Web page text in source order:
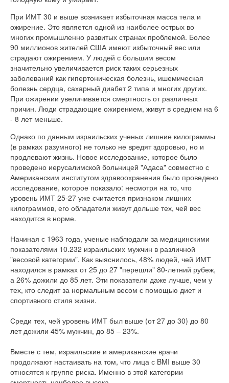
При ИМТ 30 и выше возникает избыточная масса тела и
ожирение. Это является одной из наиболее острых во
многих промышленно развитых странах проблемой. Более
90 миллионов жителей США имеют избыточный вес или
страдают ожирением. У людей с большим весом
значительно увеличивается риск таких серьезных
заболеваний как гипертоническая болезнь, ишемическая
болезнь сердца, сахарный диабет 2 типа и многих других.
При ожирении увеличивается смертность от различных
причин. Люди страдающие ожирением, живут в среднем на 6
- 8 лет меньше.
Однако по данным израильских ученых лишние килограммы
(в рамках разумного) не только не вредят здоровью, но и
продлевают жизнь. Новое исследование, которое было
проведено иерусалимской больницей "Адаса" совместно с
Американским институтом здравоохранения было проведено
исследование, которое показало: несмотря на то, что
уровень ИМТ 25-27 уже считается признаком лишних
килограммов, его обладатели живут дольше тех, чей вес
находится в норме.
Начиная с 1963 года, ученые наблюдали за медицинскими
показателями 10.232 израильских мужчин в различной
"весовой категории". Как выяснилось, 48% людей, чей ИМТ
находился в рамках от 25 до 27 "перешли" 80-летний рубеж,
а 26% дожили до 85 лет. Эти показатели даже лучше, чем у
тех, кто следит за нормальным весом с помощью диет и
спортивного стиля жизни.
Среди тех, чей уровень ИМТ был выше (от 27 до 30) до 80
лет дожили 45% мужчин, до 85 – 23%.
Вместе с тем, израильские и американские врачи
продолжают настаивать на том, что лица с BMI выше 30
относятся к группе риска. Именно в этой категории